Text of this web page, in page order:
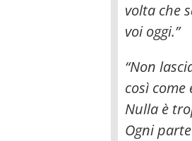
volta che
voi oggi.”
“Non
così come
Nulla è
Ogni